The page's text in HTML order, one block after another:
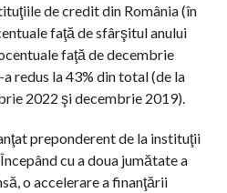
de credit din România (în
faţă de sfârşitul anului
faţă de decembrie
redus la 43% din total (de la
2022 şi decembrie 2019).
preponderent de la instituţii
cu a doua jumătate a
o accelerare a finanţării